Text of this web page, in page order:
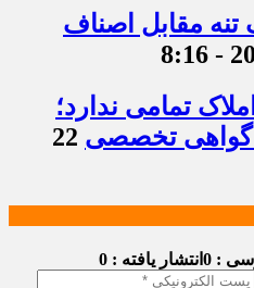
مقابل اصناف
تمامی ندارد؛
گواهی تخصصی 22
: 0 انتشار یافته : 0